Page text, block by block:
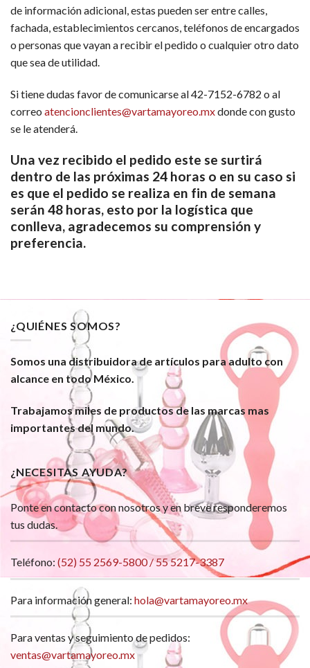
de información adicional, estas pueden ser entre calles,
fachada, establecimientos cercanos, teléfonos de encargados
o personas que vayan a recibir el pedido o cualquier otro dato
que sea de utilidad.
Si tiene dudas favor de comunicarse al 42-7152-6782 o al
correo atencionclientes@vartamayoreo.mxdonde con gusto
se le atenderá.
Una vez recibido el pedido este se surtirá
dentro de las próximas 24 horas o en su caso si
es que el pedido se realiza en fin de semana
serán 48 horas, esto por la logística que
conlleva, agradecemos su comprensión y
preferencia.
¿QUIÉNES SOMOS?
Somos una distribuidora de artículos para adulto con
alcance en todo México.
Trabajamos miles de productos de las marcas mas
importantes del mundo.
¿NECESITAS AYUDA?
Ponte en contacto con nosotros y en breve responderemos
tus dudas.
Teléfono: (52) 55 2569-5800 / 55 5217-3387
Para información general: hola@vartamayoreo.mx
Para ventas y seguimiento de pedidos:
ventas@vartamayoreo.mx